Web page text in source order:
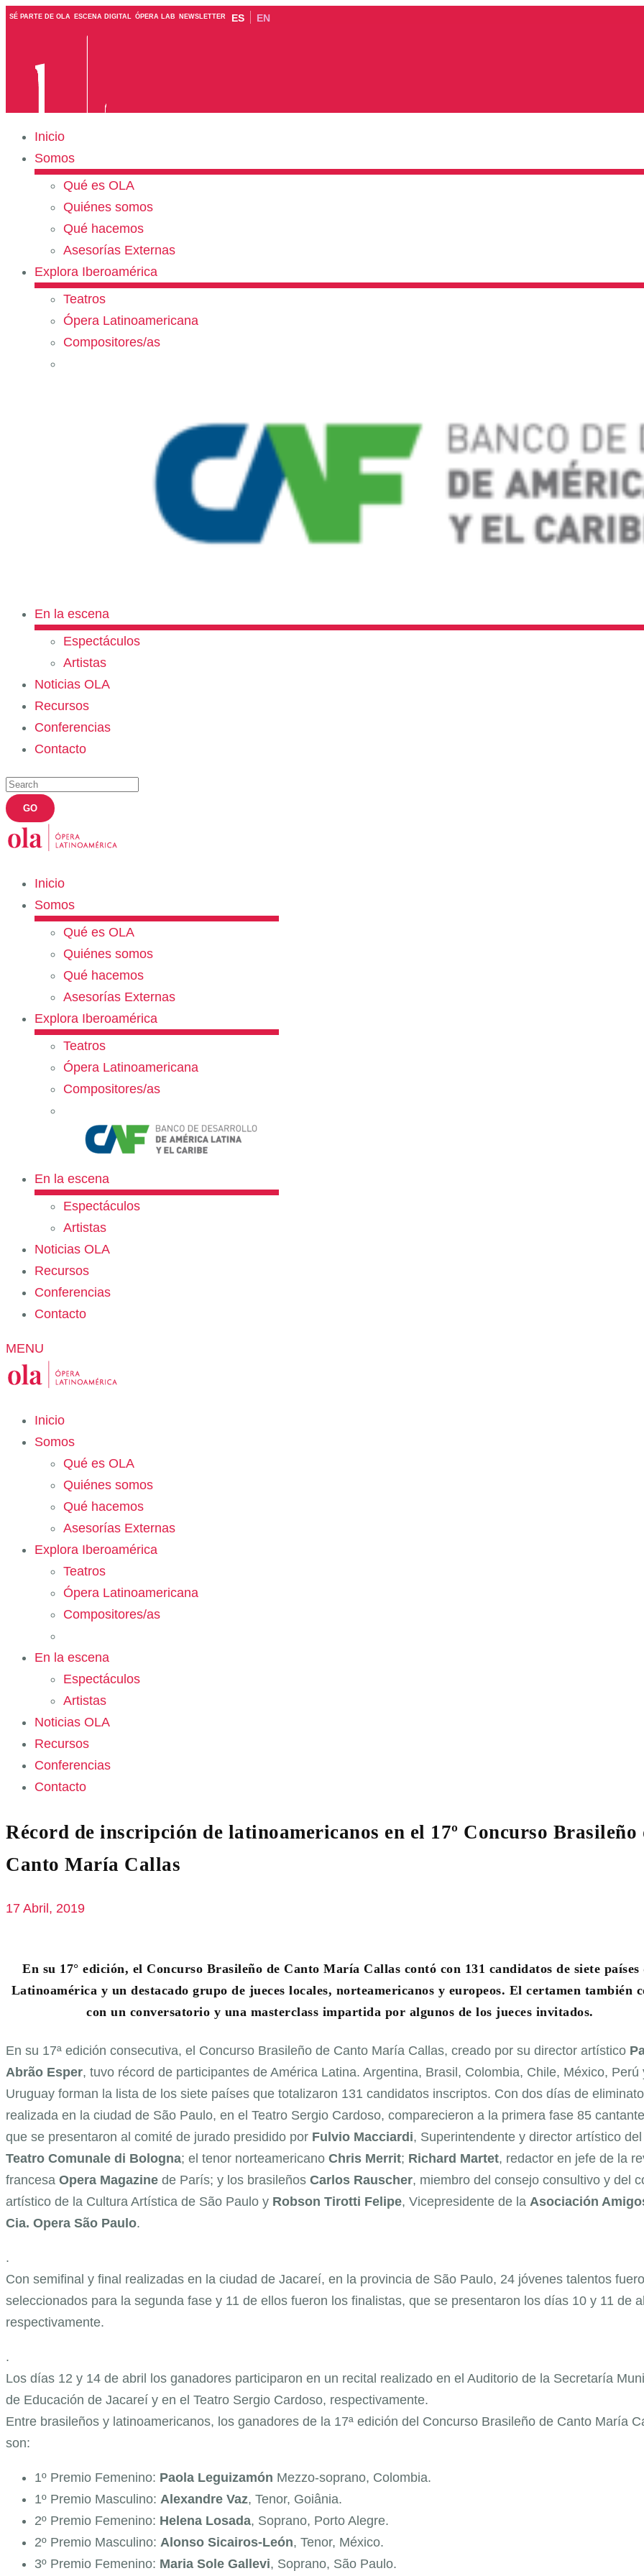
SÉ PARTE DE OLA ESCENA DIGITAL ÓPERA LAB NEWSLETTER ES EN
Inicio
Somos
Qué es OLA
Quiénes somos
Qué hacemos
Asesorías Externas
Explora Iberoamérica
Teatros
Ópera Latinoamericana
Compositores/as
En la escena
Espectáculos
Artistas
Noticias OLA
Recursos
Conferencias
Contacto
Inicio
Somos
Qué es OLA
Quiénes somos
Qué hacemos
Asesorías Externas
Explora Iberoamérica
Teatros
Ópera Latinoamericana
Compositores/as
En la escena
Espectáculos
Artistas
Noticias OLA
Recursos
Conferencias
Contacto
MENU
Inicio
Somos
Qué es OLA
Quiénes somos
Qué hacemos
Asesorías Externas
Explora Iberoamérica
Teatros
Ópera Latinoamericana
Compositores/as
En la escena
Espectáculos
Artistas
Noticias OLA
Recursos
Conferencias
Contacto
Récord de inscripción de latinoamericanos en el 17º Concurso Brasileño
Canto María Callas
17 Abril, 2019
En su 17° edición, el Concurso Brasileño de Canto María Callas contó con 131 candidatos de siete países
Latinoamérica y un destacado grupo de jueces locales, norteamericanos y europeos. El certamen también
con un conversatorio y una masterclass impartida por algunos de los jueces invitados.
En su 17ª edición consecutiva, el Concurso Brasileño de Canto María Callas, creado por su director artístico
Abrão Esper, tuvo récord de participantes de América Latina. Argentina, Brasil, Colombia, Chile, México, Perú
Uruguay forman la lista de los siete países que totalizaron 131 candidatos inscriptos. Con dos días de
realizada en la ciudad de São Paulo, en el Teatro Sergio Cardoso, comparecieron a la primera fase 85
que se presentaron al comité de jurado presidido por Fulvio Macciardi, Superintendente y director artístico del
Teatro Comunale di Bologna; el tenor norteamericano Chris Merrit; Richard Martet, redactor en jefe de la
francesa Opera Magazine de París; y los brasileños Carlos Rauscher, miembro del consejo consultivo y del
artístico de la Cultura Artística de São Paulo y Robson Tirotti Felipe, Vicepresidente de la Asociación
Cia. Opera São Paulo.
.
Con semifinal y final realizadas en la ciudad de Jacareí, en la provincia de São Paulo, 24 jóvenes talentos
seleccionados para la segunda fase y 11 de ellos fueron los finalistas, que se presentaron los días 10 y 11 de
respectivamente.
.
Los días 12 y 14 de abril los ganadores participaron en un recital realizado en el Auditorio de la Secretaría
de Educación de Jacareí y en el Teatro Sergio Cardoso, respectivamente.
Entre brasileños y latinoamericanos, los ganadores de la 17ª edición del Concurso Brasileño de Canto María
son:
1º Premio Femenino: Paola Leguizamón Mezzo-soprano, Colombia.
1º Premio Masculino: Alexandre Vaz, Tenor, Goiânia.
2º Premio Femenino: Helena Losada, Soprano, Porto Alegre.
2º Premio Masculino: Alonso Sicairos-León, Tenor, México.
3º Premio Femenino: Maria Sole Gallevi, Soprano, São Paulo.